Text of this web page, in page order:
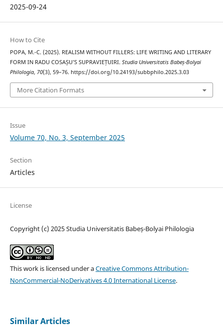
2025-09-24
How to Cite
POPA, M.-C. (2025). REALISM WITHOUT FILLERS: LIFE WRITING AND LITERARY
FORM IN RADU COSAȘU’S SUPRAVIEȚUIRI. Studia Universitatis Babeș-Bolyai
Philologia, 70(3), 59–76. https://doi.org/10.24193/subbphilo.2025.3.03
More Citation Formats
Issue
Volume 70, No. 3, September 2025
Section
Articles
License
Copyright (c) 2025 Studia Universitatis Babeș-Bolyai Philologia
This work is licensed under aCreative Commons Attribution-
NonCommercial-NoDerivatives 4.0 International License.
Similar Articles